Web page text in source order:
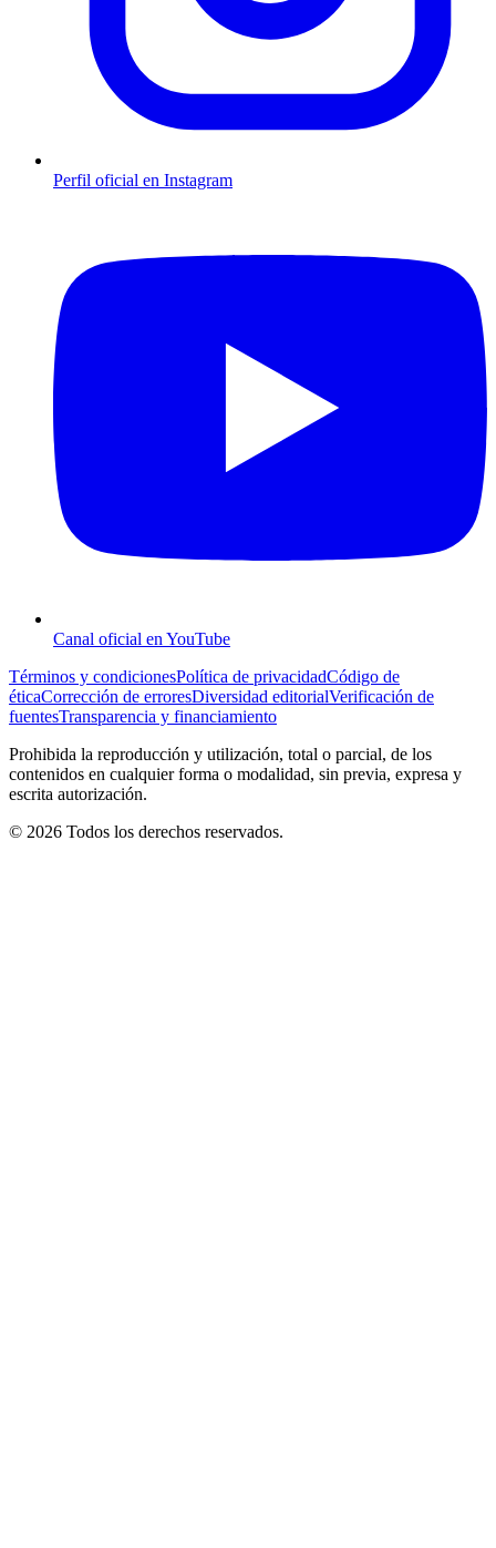
Perfil oficial en Instagram
Canal oficial en YouTube
Términos y condicionesPolítica de privacidadCódigo de
éticaCorrección de erroresDiversidad editorialVerificación de
fuentesTransparencia y financiamiento
Prohibida la reproducción y utilización, total o parcial, de los
contenidos en cualquier forma o modalidad, sin previa, expresa y
escrita autorización.
© 2026 Todos los derechos reservados.